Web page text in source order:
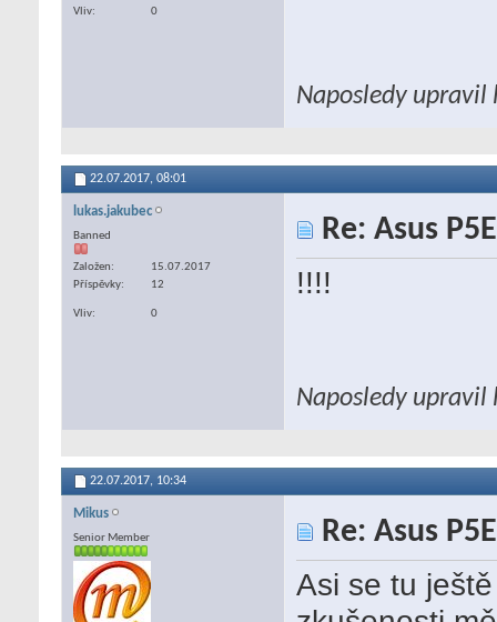
Vliv 0
Naposledy upravil
22.07.2017, 08:01
lukas.jakubec
Banned
Založen
15.07.2017
Příspěvky
12
Vliv 0
Re: Asus
!!!!
Naposledy upravil
22.07.2017, 10:34
Mikus
Senior Member Re: Asus
Asi se tu